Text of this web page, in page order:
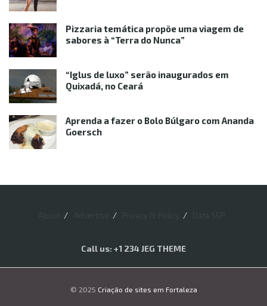
Pizzaria temática propõe uma viagem de
sabores à “Terra do Nunca”
“Iglus de luxo” serão inaugurados em
Quixadá, no Ceará
Aprenda a fazer o Bolo Búlgaro com Ananda
Goersch
Call us: +1 234 JEG THEME
© 2025 Criação de sites em Fortaleza